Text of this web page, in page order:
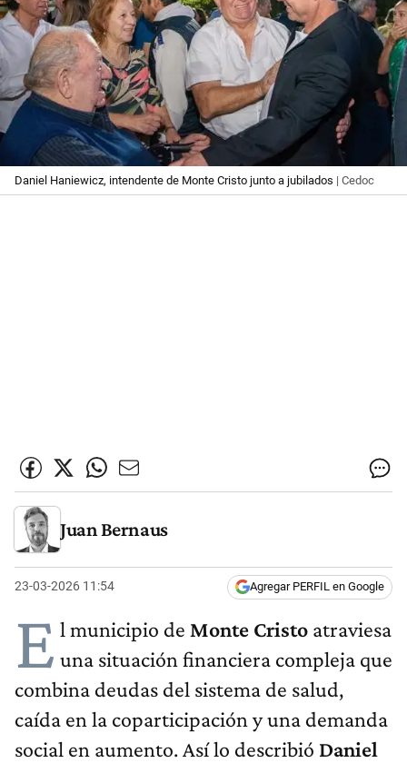
Daniel Haniewicz, intendente de Monte Cristo junto a jubilados | Cedoc
Juan Bernaus
23-03-2026 11:54 Agregar PERFIL en Google
E l municipio de Monte Cristo atraviesa
una situación financiera compleja que
combina deudas del sistema de salud,
caída en la coparticipación y una demanda
social en aumento. Así lo describió Daniel